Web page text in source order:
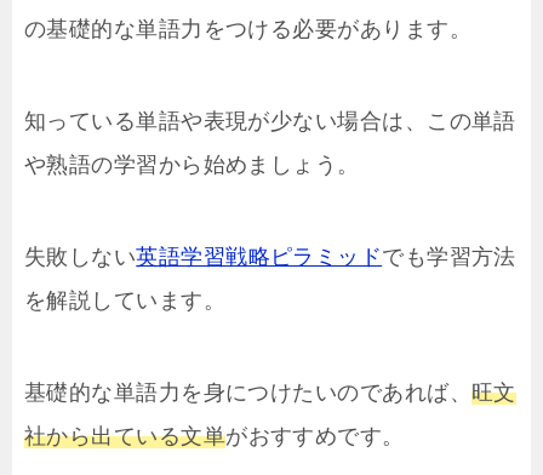
の基礎的な単語力をつける必要があります。
知っている単語や表現が少ない場合は、この単語
や熟語の学習から始めましょう。
失敗しない英語学習戦略ピラミッドでも学習方法
を解説しています。
基礎的な単語力を身につけたいのであれば、 旺文
社から出ている文単がおすすめです。